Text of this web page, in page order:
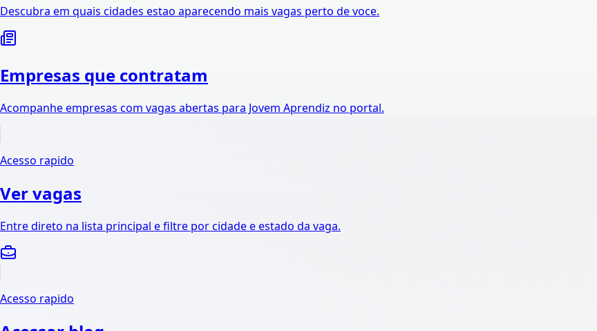
Descubra em quais cidades estao aparecendo mais vagas perto de voce.
Empresas que contratam
Acompanhe empresas com vagas abertas para Jovem Aprendiz no portal.
Acesso rapido
Ver vagas
Entre direto na lista principal e filtre por cidade e estado da vaga.
Acesso rapido